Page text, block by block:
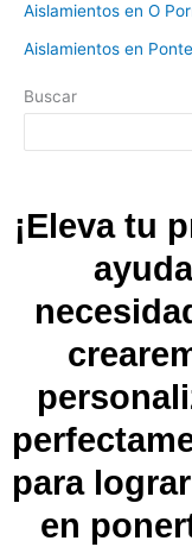
Aislamientos en O
Aislamientos en
Buscar
¡Eleva tu
para
en